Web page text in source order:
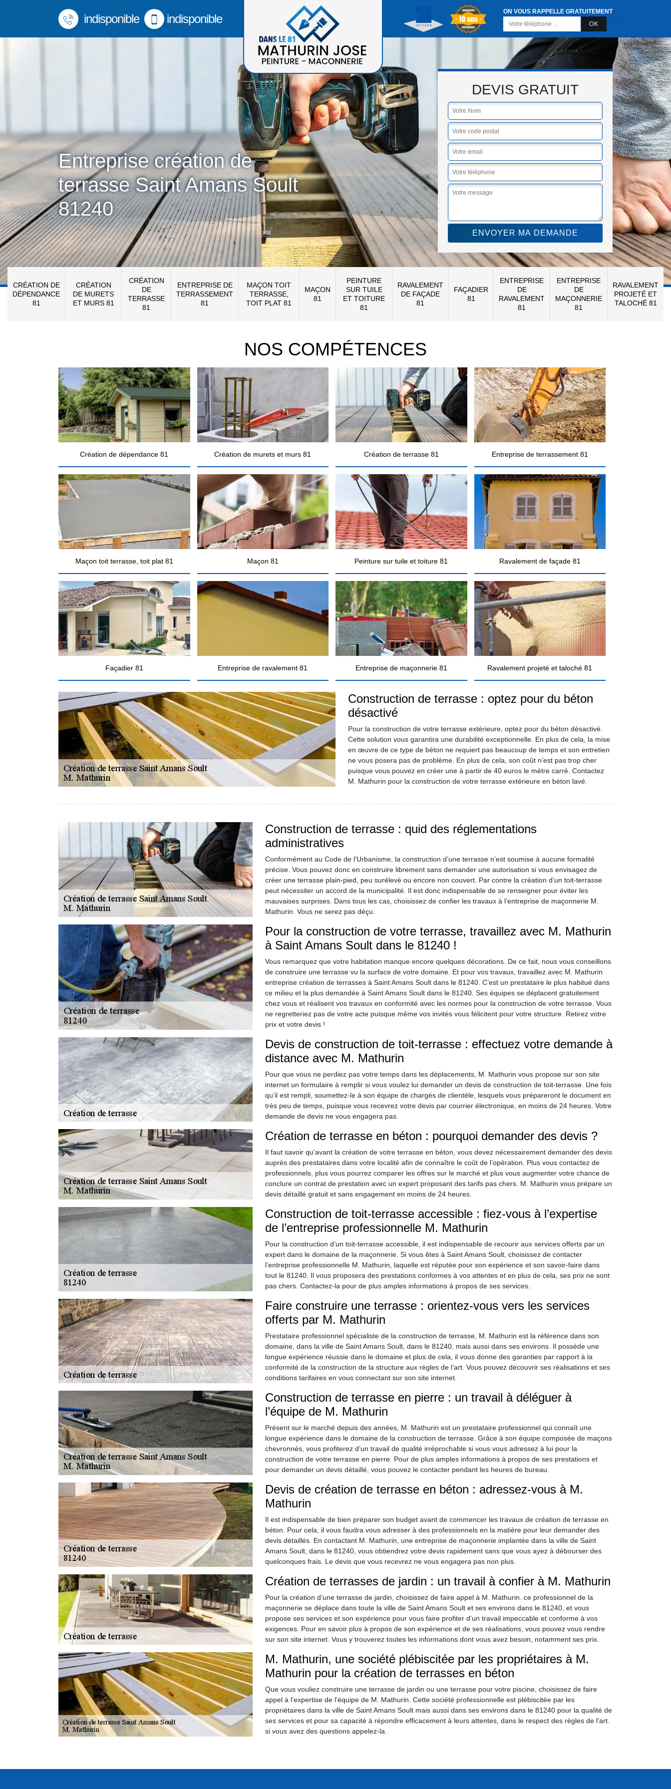
indisponible indisponible
ON VOUS RAPPELLE GRATUITEMENT
Entreprise création de
terrasse Saint Amans Soult
81240
DEVIS GRATUIT
CRÉATION DE
DÉPENDANCE
81
CRÉATION
DE MURETS
ET MURS 81
CRÉATION
DE
TERRASSE
81
ENTREPRISE DE
TERRASSEMENT
81
MAÇON TOIT
TERRASSE,
TOIT PLAT 81
MAÇON
81
PEINTURE
SUR TUILE
ET TOITURE
81
RAVALEMENT
DE FAÇADE
81
FAÇADIER
81
ENTREPRISE
DE
RAVALEMENT
81
ENTREPRISE
DE
MAÇONNERIE
81
RAVALEMENT
PROJETÉ ET
TALOCHÉ 81
NOS COMPÉTENCES
Création de dépendance 81 Création de murets et murs 81 Création de terrasse 81 Entreprise de terrassement 81
Maçon toit terrasse, toit plat 81 Maçon 81 Peinture sur tuile et toiture 81 Ravalement de façade 81
Façadier 81 Entreprise de ravalement 81 Entreprise de maçonnerie 81 Ravalement projeté et taloché 81
Construction de terrasse : optez pour du béton
désactivé
Pour la construction de votre terrasse extérieure, optez pour du béton désactivé.
Cette solution vous garantira une durabilité exceptionnelle. En plus de cela, la mise
en œuvre de ce type de béton ne requiert pas beaucoup de temps et son entretien
ne vous posera pas de problème. En plus de cela, son coût n’est pas trop cher
puisque vous pouvez en créer une à partir de 40 euros le mètre carré. Contactez
M. Mathurin pour la construction de votre terrasse extérieure en béton lavé.
Construction de terrasse : quid des réglementations
administratives
Conformément au Code de l’Urbanisme, la construction d’une terrasse n’est soumise à aucune formalité
précise. Vous pouvez donc en construire librement sans demander une autorisation si vous envisagez de
créer une terrasse plain-pied, peu surélevé ou encore non couvert. Par contre la création d’un toit-terrasse
peut nécessiter un accord de la municipalité. Il est donc indispensable de se renseigner pour éviter les
mauvaises surprises. Dans tous les cas, choisissez de confier les travaux à l’entreprise de maçonnerie M.
Mathurin. Vous ne serez pas déçu.
Pour la construction de votre terrasse, travaillez avec M. Mathurin
à Saint Amans Soult dans le 81240 !
Vous remarquez que votre habitation manque encore quelques décorations. De ce fait, nous vous conseillons
de construire une terrasse vu la surface de votre domaine. Et pour vos travaux, travaillez avec M. Mathurin
entreprise création de terrasses à Saint Amans Soult dans le 81240. C’est un prestataire le plus habitué dans
ce milieu et la plus demandée à Saint Amans Soult dans le 81240. Ses équipes se déplacent gratuitement
chez vous et réalisent vos travaux en conformité avec les normes pour la construction de votre terrasse. Vous
ne regretteriez pas de votre acte puisque même vos invités vous félicitent pour votre structure. Retirez votre
prix et votre devis !
Devis de construction de toit-terrasse : effectuez votre demande à
distance avec M. Mathurin
Pour que vous ne perdiez pas votre temps dans les déplacements, M. Mathurin vous propose sur son site
internet un formulaire à remplir si vous voulez lui demander un devis de construction de toit-terrasse. Une fois
qu’il est rempli, soumettez-le à son équipe de chargés de clientèle, lesquels vous prépareront le document en
très peu de temps, puisque vous recevrez votre devis par courrier électronique, en moins de 24 heures. Votre
demande de devis ne vous engagera pas.
Création de terrasse en béton : pourquoi demander des devis ?
Il faut savoir qu’avant la création de votre terrasse en béton, vous devez nécessairement demander des devis
auprès des prestataires dans votre localité afin de connaître le coût de l’opération. Plus vous contactez de
professionnels, plus vous pourrez comparer les offres sur le marché et plus vous augmenter votre chance de
conclure un contrat de prestation avec un expert proposant des tarifs pas chers. M. Mathurin vous prépare un
devis détaillé gratuit et sans engagement en moins de 24 heures.
Construction de toit-terrasse accessible : fiez-vous à l’expertise
de l’entreprise professionnelle M. Mathurin
Pour la construction d’un toit-terrasse accessible, il est indispensable de recourir aux services offerts par un
expert dans le domaine de la maçonnerie. Si vous êtes à Saint Amans Soult, choisissez de contacter
l’entreprise professionnelle M. Mathurin, laquelle est réputée pour son expérience et son savoir-faire dans
tout le 81240. Il vous proposera des prestations conformes à vos attentes et en plus de cela, ses prix ne sont
pas chers. Contactez-la pour de plus amples informations à propos de ses services.
Faire construire une terrasse : orientez-vous vers les services
offerts par M. Mathurin
Prestataire professionnel spécialiste de la construction de terrasse, M. Mathurin est la référence dans son
domaine, dans la ville de Saint Amans Soult, dans le 81240, mais aussi dans ses environs. Il possède une
longue expérience réussie dans le domaine et plus de cela, il vous donne des garanties par rapport à la
conformité de la construction de la structure aux règles de l’art. Vous pouvez découvrir ses réalisations et ses
conditions tarifaires en vous connectant sur son site internet.
Construction de terrasse en pierre : un travail à déléguer à
l’équipe de M. Mathurin
Présent sur le marché depuis des années, M. Mathurin est un prestataire professionnel qui connaît une
longue expérience dans le domaine de la construction de terrasse. Grâce à son équipe composée de maçons
chevronnés, vous profiterez d’un travail de qualité irréprochable si vous vous adressez à lui pour la
construction de votre terrasse en pierre. Pour de plus amples informations à propos de ses prestations et
pour demander un devis détaillé, vous pouvez le contacter pendant les heures de bureau.
Devis de création de terrasse en béton : adressez-vous à M.
Mathurin
Il est indispensable de bien préparer son budget avant de commencer les travaux de création de terrasse en
béton. Pour cela, il vous faudra vous adresser à des professionnels en la matière pour leur demander des
devis détaillés. En contactant M. Mathurin, une entreprise de maçonnerie implantée dans la ville de Saint
Amans Soult, dans le 81240, vous obtiendrez votre devis rapidement sans que vous ayez à débourser des
quelconques frais. Le devis que vous recevrez ne vous engagera pas non plus.
Création de terrasses de jardin : un travail à confier à M. Mathurin
Pour la création d’une terrasse de jardin, choisissez de faire appel à M. Mathurin. ce professionnel de la
maçonnerie se déplace dans toute la ville de Saint Amans Soult et ses environs dans le 81240, et vous
propose ses services et son expérience pour vous faire profiter d’un travail impeccable et conforme à vos
exigences. Pour en savoir plus à propos de son expérience et de ses réalisations, vous pouvez vous rendre
sur son site internet. Vous y trouverez toutes les informations dont vous avez besoin, notamment ses prix.
M. Mathurin, une société plébiscitée par les propriétaires à M.
Mathurin pour la création de terrasses en béton
Que vous vouliez construire une terrasse de jardin ou une terrasse pour votre piscine, choisissez de faire
appel à l’expertise de l’équipe de M. Mathurin. Cette société professionnelle est plébiscitée par les
propriétaires dans la ville de Saint Amans Soult mais aussi dans ses environs dans le 81240 pour la qualité de
ses services et pour sa capacité à répondre efficacement à leurs attentes, dans le respect des règles de l’art.
si vous avez des questions appelez-la.